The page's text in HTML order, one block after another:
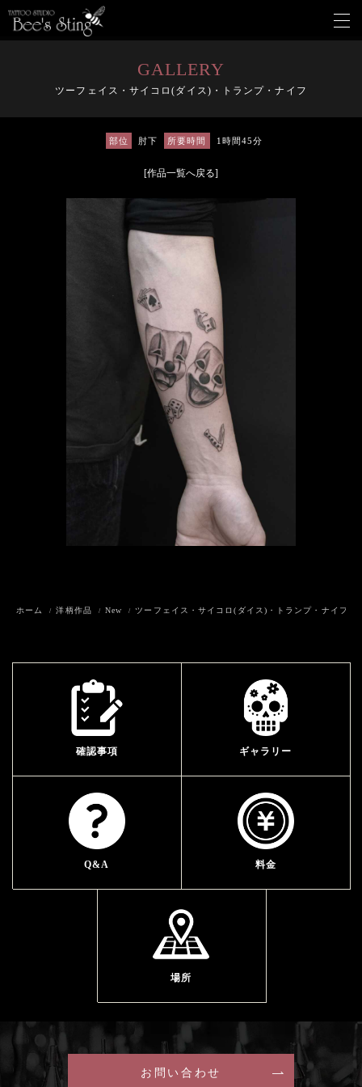
メ
ニ
GALLERY
ツーフェイス・サイコロ(ダイス)・トランプ・ナイフ
部位 肘下 所要時間 1時間45分
ホーム 洋柄作品 New ツーフェイス・サイコロ(ダイス)・トランプ・ナイフ
確認事項 ギャラリー
Q&A 料金
場所
お問い合わせ